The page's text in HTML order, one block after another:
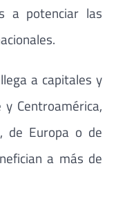
a potenciar las
a capitales y
Centroamérica,
de Europa o de
a más de